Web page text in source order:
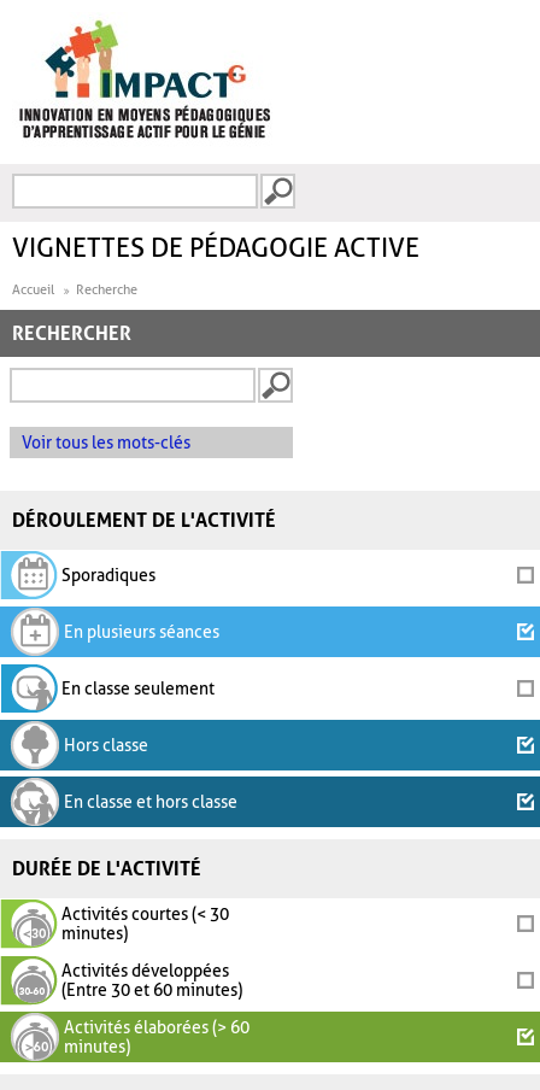
FORMULAIRE DE
VIGNETTES DE PÉDAGOGIE ACTIVE
Accueil Recherche
RECHERCHER
Voir tous les mots-clés
DÉROULEMENT DE L'ACTIVITÉ
Sporadiques
En plusieurs séances
En classe seulement
Hors classe
En classe et hors classe
DURÉE DE L'ACTIVITÉ
Activités courtes (< 30
minutes)
Activités développées
(Entre 30 et 60 minutes)
Activités élaborées (> 60
minutes)